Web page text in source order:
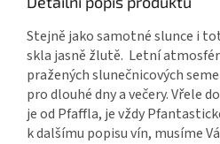
Stejně jako samotné slunce i
skla jasně žlutě. Letní
pražených slunečnicových
pro dlouhé dny a večery. Vřele
je od Pfaffla, je vždy
k dalšímu popisu vín, musíme